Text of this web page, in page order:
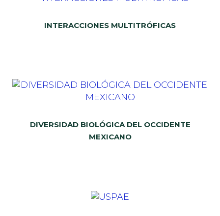
INTERACCIONES MULTITRÓFICAS
DIVERSIDAD BIOLÓGICA DEL OCCIDENTE
MEXICANO